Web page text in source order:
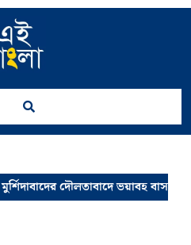
Open
Button
মুর্শিদাবাদের দৌলতাবাদে ভয়াবহ বাস